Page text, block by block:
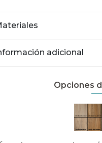
adicional
Opciones